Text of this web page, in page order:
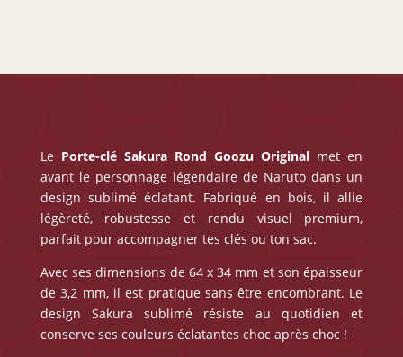
Le Porte-clé Sakura Rond Goozu Original met en
avant le personnage légendaire de Naruto dans un
design sublimé éclatant. Fabriqué en bois, il allie
légèreté, robustesse et rendu visuel premium,
parfait pour accompagner tes clés ou ton sac.
Avec ses dimensions de 64 x 34 mm et son épaisseur
de 3,2 mm, il est pratique sans être encombrant. Le
design Sakura sublimé résiste au quotidien et
conserve ses couleurs éclatantes choc après choc !